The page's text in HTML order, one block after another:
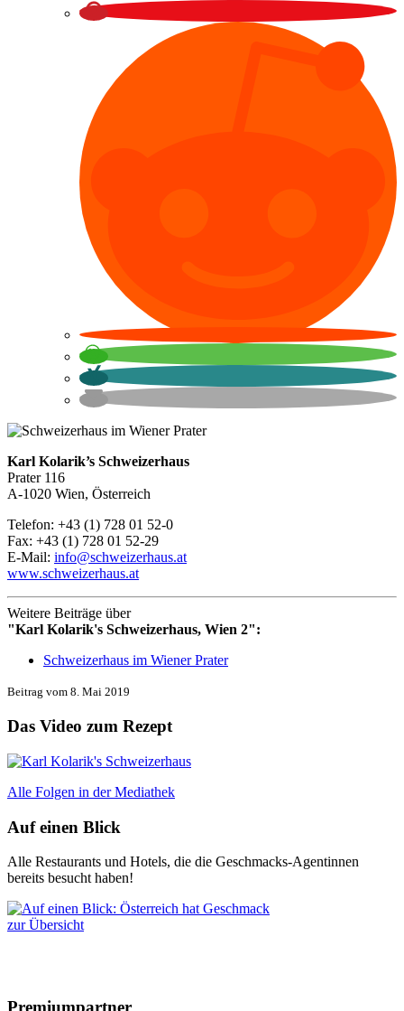
Karl Kolarik’s Schweizerhaus
Prater 116
A-1020 Wien, Österreich
Telefon: +43 (1) 728 01 52-0
Fax: +43 (1) 728 01 52-29
E-Mail: info@schweizerhaus.at
www.schweizerhaus.at
Weitere Beiträge über
"Karl Kolarik's Schweizerhaus, Wien 2":
Schweizerhaus im Wiener Prater
Beitrag vom 8. Mai 2019
Das Video zum Rezept
Alle Folgen in der Mediathek
Auf einen Blick
Alle Restaurants und Hotels, die die Geschmacks-Agentinnen
bereits besucht haben!
zur Übersicht
Premiumpartner